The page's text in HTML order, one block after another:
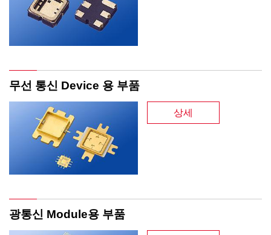
무선 통신 Device 용 부품
상세
광통신 Module용 부품